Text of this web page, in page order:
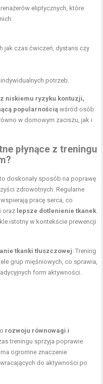
eliptycznych, które
jak czas ćwiczeń, dystans czy
potrzeb.
niskiemu ryzyku kontuzji,
popularnością wśród osób
w domowym zaciszu, jak i
płynące z treningu
doskonały sposób na poprawę
zdrowotnych. Regularne
pracę serca, co
oraz lepsze dotlenienie tkanek
istotny w kontekście prewencji
tkanki tłuszczowej . Trening
grup mięśniowych, co sprawia,
form aktywności.
rozwoju równowagi i
treningu sprzyja poprawie
ogromne znaczenie
do aktywności po